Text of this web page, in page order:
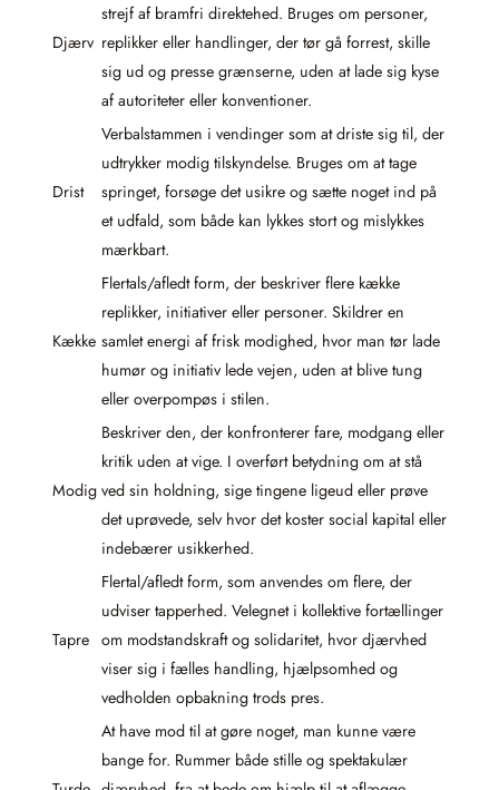
Djærv
strejf af bramfri direktehed. Bruges om personer,
replikker eller handlinger, der tør gå forrest, skille
sig ud og presse grænserne, uden at lade sig kyse
af autoriteter eller konventioner.
Drist
Verbalstammen i vendinger som at driste sig til, der
udtrykker modig tilskyndelse. Bruges om at tage
springet, forsøge det usikre og sætte noget ind på
et udfald, som både kan lykkes stort og mislykkes
mærkbart.
Kække
Flertals/afledt form, der beskriver flere kække
replikker, initiativer eller personer. Skildrer en
samlet energi af frisk modighed, hvor man tør lade
humør og initiativ lede vejen, uden at blive tung
eller overpompøs i stilen.
Modig
Beskriver den, der konfronterer fare, modgang eller
kritik uden at vige. I overført betydning om at stå
ved sin holdning, sige tingene ligeud eller prøve
det uprøvede, selv hvor det koster social kapital eller
indebærer usikkerhed.
Tapre
Flertal/afledt form, som anvendes om flere, der
udviser tapperhed. Velegnet i kollektive fortællinger
om modstandskraft og solidaritet, hvor djærvhed
viser sig i fælles handling, hjælpsomhed og
vedholden opbakning trods pres.
At have mod til at gøre noget, man kunne være
bange for. Rummer både stille og spektakulær